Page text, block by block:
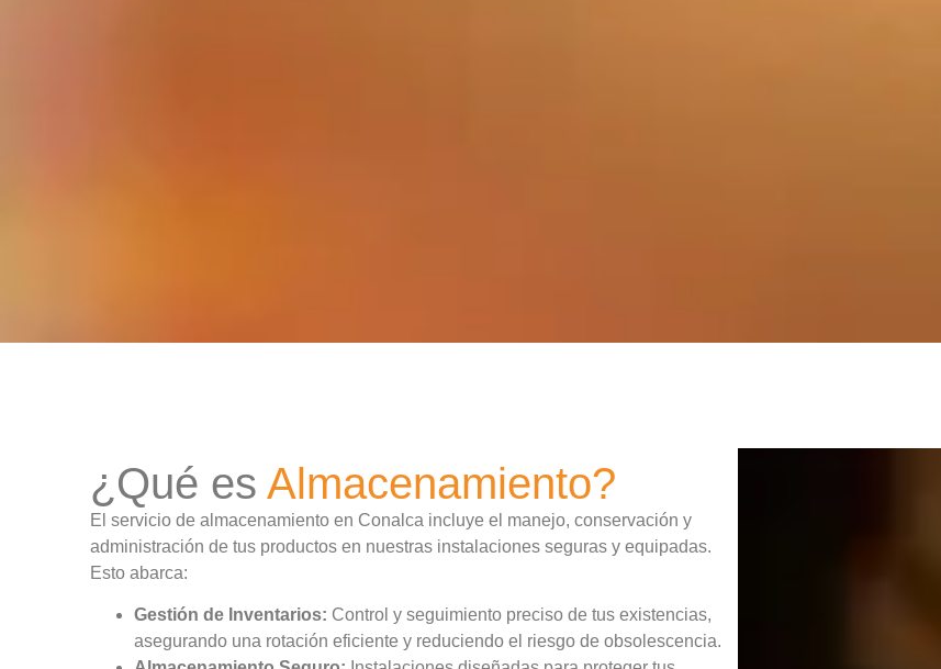
¿Qué es Almacenamiento?
El servicio de almacenamiento en Conalca incluye el manejo, conservación y
administración de tus productos en nuestras instalaciones seguras y equipadas.
Esto abarca:
Gestión de Inventarios: Control y seguimiento preciso de tus existencias,
asegurando una rotación eficiente y reduciendo el riesgo de obsolescencia.